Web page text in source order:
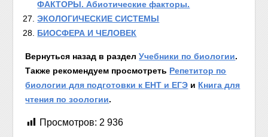
ФАКТОРЫ. Абиотические факторы.
ЭКОЛОГИЧЕСКИЕ СИСТЕМЫ
БИОСФЕРА И ЧЕЛОВЕК
Вернуться назад в разделУчебники по биологии.
Также рекомендуем просмотреть Репетитор по
биологии для подготовки к ЕНТ и ЕГЭ и Книга для
чтения по зоологии.
Просмотров: 2 936